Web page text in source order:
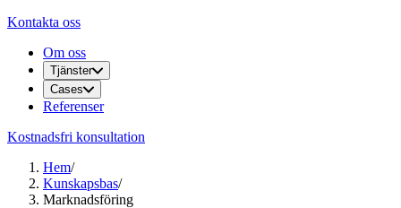
Kontakta oss
Om oss
Tjänster
Cases
Referenser
Kostnadsfri konsultation
Hem/
Kunskapsbas/
Marknadsföring